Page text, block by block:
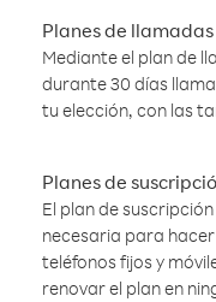
Planes de
Mediante el plan de
durante 30 días
tu elección, con las
Planes de
El plan de
necesaria para
teléfonos fijos y
renovar el plan en